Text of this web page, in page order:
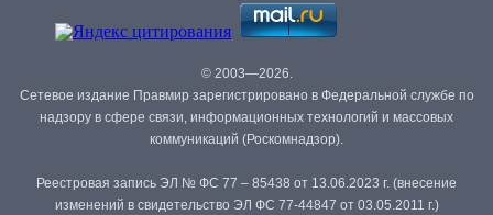
© 2003—2026.
Сетевое издание Правмир зарегистрировано в Федеральной службе по
надзору в сфере связи, информационных технологий и массовых
коммуникаций (Роскомнадзор).
Реестровая запись ЭЛ № ФС 77 – 85438 от 13.06.2023 г. (внесение
изменений в свидетельство ЭЛ ФС 77-44847 от 03.05.2011 г.)